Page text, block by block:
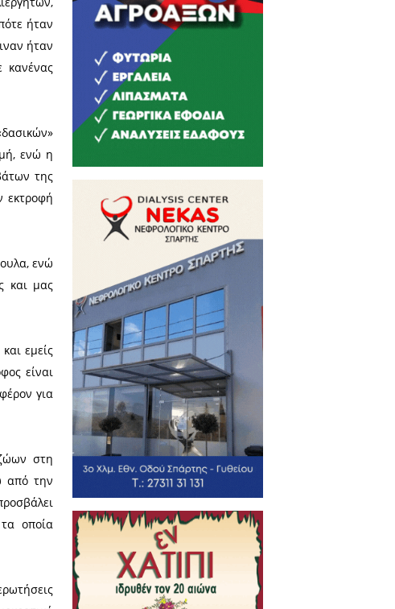
και κτηνοτροφικό τομέα
βασικοί οικονομικοί κλάδοι της
στη Λακωνία να αγγίζει το
ο κ. Στρατηγάκος απάντησε ότι
και άλλοι Πελοποννήσιοι
ποιες είναι αυτές.
τα 2/3 των ελαιοκαλλιεργητών,
Πελοποννήσου, οπότε ήταν
οι διαγωνισμοί που έγιναν ήταν
είναι λίγα, οπότε κανένας
διότι λόγω των «δασικών»
έχει ανταγωνιστική τιμή, ενώ η
δέρματα των αιγοπροβάτων της
είναι πρώτη στην εκτροφή